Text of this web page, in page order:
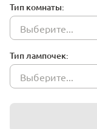
Тип комнаты:
Тип лампочек: